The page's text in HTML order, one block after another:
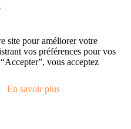
site pour améliorer votre
vos préférences pour vos
vous acceptez
En savoir plus